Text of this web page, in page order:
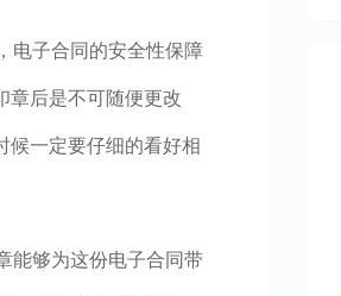
电子合同的安全性保障
章后是不可随便更改
候一定要仔细的看好相
能够为这份电子合同带